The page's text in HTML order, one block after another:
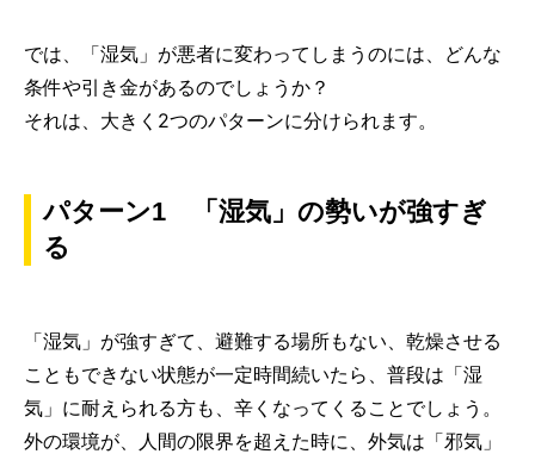
では、「湿気」が悪者に変わってしまうのには、どんな
条件や引き金があるのでしょうか？
それは、大きく2つのパターンに分けられます。
パターン1 「湿気」の勢いが強すぎ
る
「湿気」が強すぎて、避難する場所もない、乾燥させる
こともできない状態が一定時間続いたら、普段は「湿
気」に耐えられる方も、辛くなってくることでしょう。
外の環境が、人間の限界を超えた時に、外気は「邪気」